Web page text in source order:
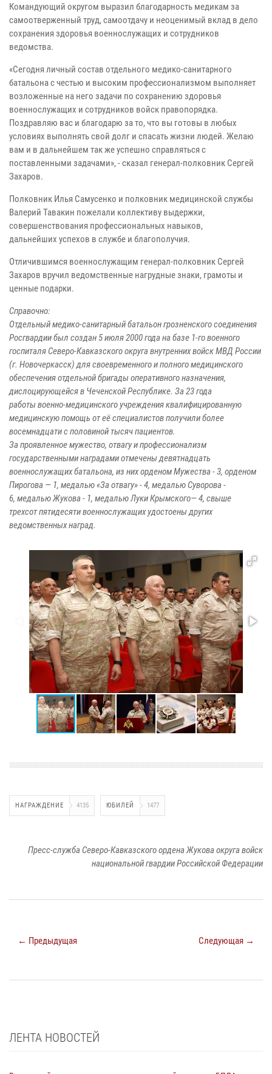
Командующий округом выразил благодарность медикам за
самоотверженный труд, самоотдачу и неоценимый вклад в дело
сохранения здоровья военнослужащих и сотрудников
ведомства.
«Сегодня личный состав отдельного медико-санитарного
батальона с честью и высоким профессионализмом выполняет
возложенные на него задачи по сохранению здоровья
военнослужащих и сотрудников войск правопорядка.
Поздравляю вас и благодарю за то, что вы готовы в любых
условиях выполнять свой долг и спасать жизни людей. Желаю
вам и в дальнейшем так же успешно справляться с
поставленными задачами», - сказал генерал-полковник Сергей
Захаров.
Полковник Илья Самусенко и полковник медицинской службы
Валерий Тавакин пожелали коллективу выдержки,
совершенствования профессиональных навыков,
дальнейших успехов в службе и благополучия.
Отличившимся военнослужащим генерал-полковник Сергей
Захаров вручил ведомственные нагрудные знаки, грамоты и
ценные подарки.
Справочно:
Отдельный медико-санитарный батальон грозненского соединения
Росгвардии был создан 5 июля 2000 года на базе 1-го военного
госпиталя Северо-Кавказского округа внутренних войск МВД России
(г. Новочеркасск) для своевременного и полного медицинского
обеспечения отдельной бригады оперативного назначения,
дислоцирующейся в Чеченской Республике. За 23 года
работывоенно-медицинского учреждения квалифицированную
медицинскую помощь от её специалистов получили более
восемнадцати с половиной тысяч пациентов.
За проявленное мужество, отвагу и профессионализм
государственными наградами отмечены девятнадцать
военнослужащих батальона, из них орденом Мужества - 3, орденом
Пирогова — 1, медалью «За отвагу» - 4, медалью Суворова -
6, медалью Жукова - 1, медалью Луки Крымского— 4, свыше
трехсотпятидесяти военнослужащих удостоены других
ведомственных наград.
НАГРАЖДЕНИЕ 4135 ЮБИЛЕЙ 1477
Пресс-служба Северо-Кавказского ордена Жукова округа войск
национальной гвардии Российской Федерации
← Предыдущая Следующая →
ЛЕНТА НОВОСТЕЙ